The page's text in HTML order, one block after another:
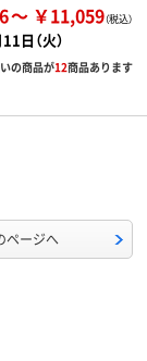
￥11,059
日（火）
の商品が12商品あります
ページへ